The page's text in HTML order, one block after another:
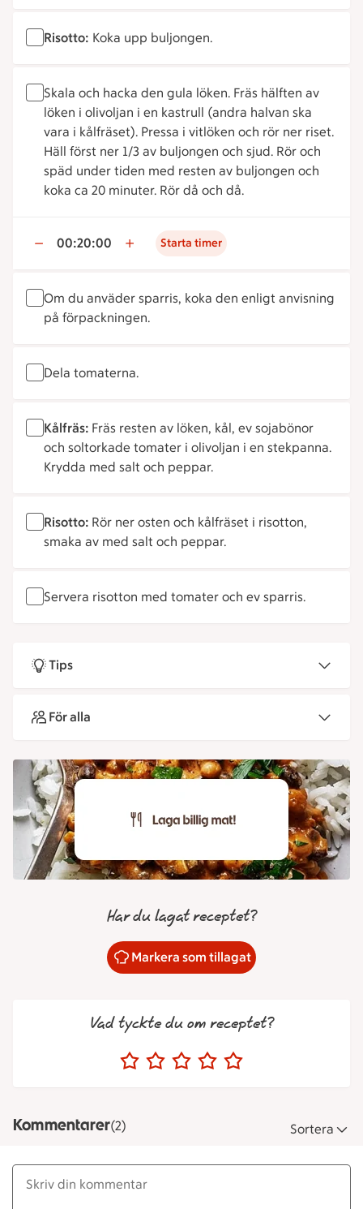
Risotto: Koka upp buljongen.
Skala och hacka den gula löken. Fräs hälften av
löken i olivoljan i en kastrull (andra halvan ska
vara i kålfräset). Pressa i vitlöken och rör ner riset.
Häll först ner 1/3 av buljongen och sjud. Rör och
späd under tiden med resten av buljongen och
koka ca 20 minuter. Rör då och då.
00:20:00 Starta timer
Om du anväder sparris, koka den enligt anvisning
på förpackningen.
Dela tomaterna.
Kålfräs: Fräs resten av löken, kål, ev sojabönor
och soltorkade tomater i olivoljan i en stekpanna.
Krydda med salt och peppar.
Risotto: Rör ner osten och kålfräset i risotton,
smaka av med salt och peppar.
Servera risotton med tomater och ev sparris.
Tips
För alla
Har du lagat receptet?
Markera som tillagat
Vad tyckte du om receptet?
Kommentarer(2) Sortera